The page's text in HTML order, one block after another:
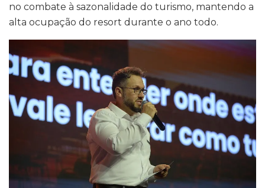
no combate à sazonalidade do turismo, mantendo a
alta ocupação do resort durante o ano todo.